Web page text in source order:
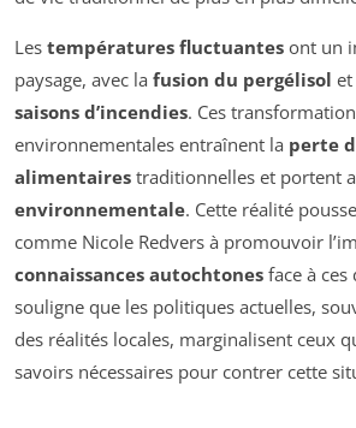
Les températures fluctuantes ont un
paysage, avec la fusion du pergélisol et
saisons d’incendies. Ces
environnementales entraînent la perte
alimentaires traditionnelles et portent
environnementale. Cette réalité
comme Nicole Redvers à promouvoir
connaissances autochtones face à ces
souligne que les politiques actuelles,
des réalités locales, marginalisent ceux
savoirs nécessaires pour contrer cette